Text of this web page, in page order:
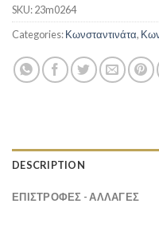
SKU:23m0264
Categories:Κωνσταντινάτα,
DESCRIPTION
ΕΠΙΣΤΡΟΦΕΣ - ΑΛΛΑΓΕΣ